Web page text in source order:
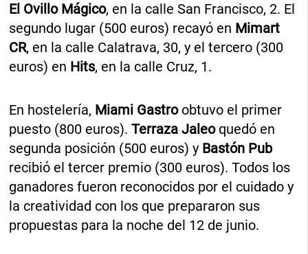
El Ovillo Mágico, en la calle San Francisco, 2. El
segundo lugar (500 euros) recayó en Mimart
CR, en la calle Calatrava, 30, y el tercero (300
euros) en Hits, en la calle Cruz, 1.
En hostelería, Miami Gastroobtuvo el primer
puesto (800 euros).Terraza Jaleoquedó en
segunda posición (500 euros) y Bastón Pub
recibió el tercer premio (300 euros). Todos los
ganadores fueron reconocidos por el cuidado y
la creatividad con los que prepararon sus
propuestas para la noche del 12 de junio.